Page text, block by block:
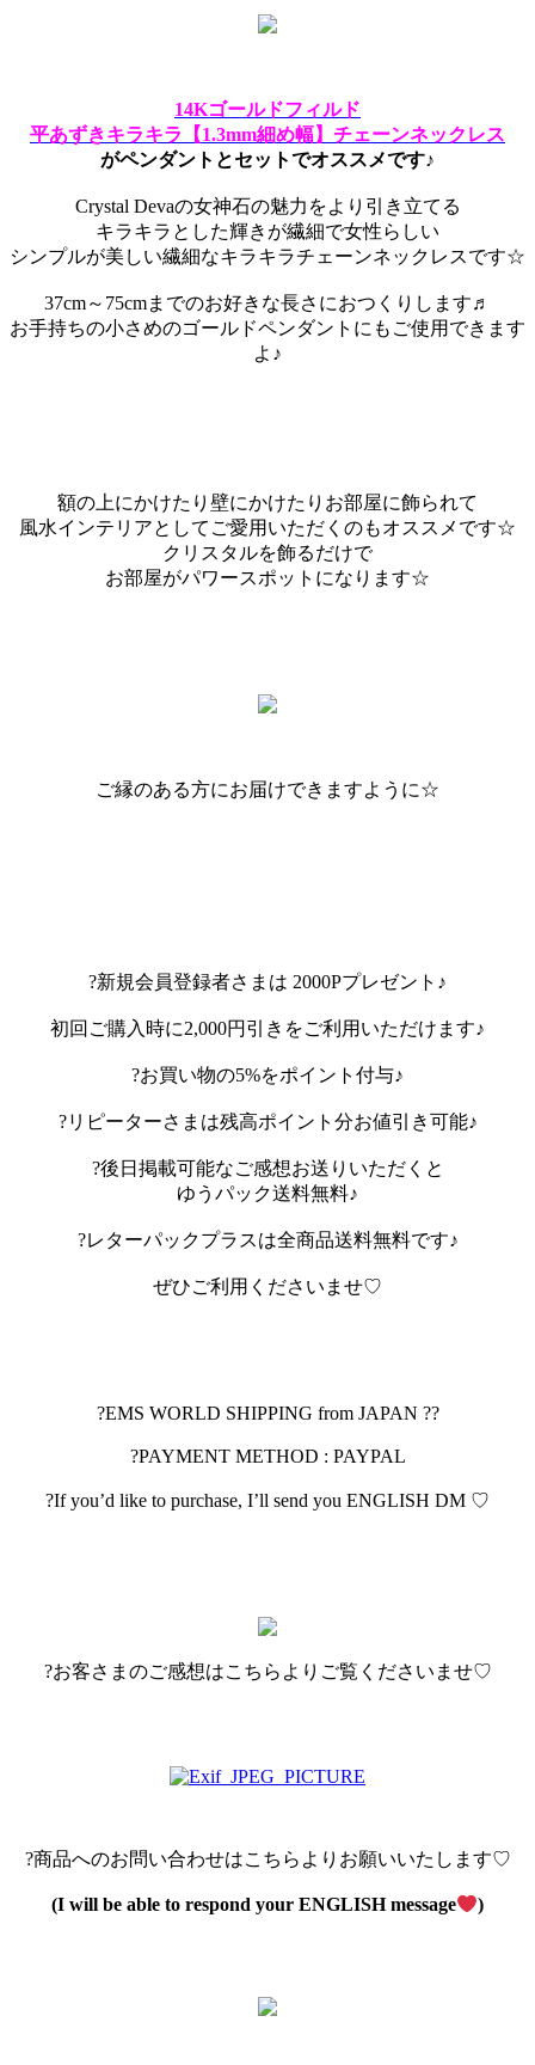
14Kゴールドフィルド
平あずきキラキラ【1.3mm細め幅】チェーンネックレス
がペンダントとセットでオススメです♪
Crystal Devaの女神石の魅力をより引き立てる
キラキラとした輝きが繊細で女性らしい
シンプルが美しい繊細なキラキラチェーンネックレスです☆
37cm～75cmまでのお好きな長さにおつくりします♬
お手持ちの小さめのゴールドペンダントにもご使用できます
よ♪
額の上にかけたり壁にかけたりお部屋に飾られて
風水インテリアとしてご愛用いただくのもオススメです☆
クリスタルを飾るだけで
お部屋がパワースポットになります☆
ご縁のある方にお届けできますように☆
?新規会員登録者さまは 2000Pプレゼント♪
初回ご購入時に2,000円引きをご利用いただけます♪
?お買い物の5%をポイント付与♪
?リピーターさまは残高ポイント分お値引き可能♪
?後日掲載可能なご感想お送りいただくと
ゆうパック送料無料♪
?レターパックプラスは全商品送料無料です♪
ぜひご利用くださいませ♡
?EMS WORLD SHIPPING from JAPAN ??
?PAYMENT METHOD : PAYPAL
?If you’d like to purchase, I’ll send you ENGLISH DM ♡
?お客さまのご感想はこちらよりご覧くださいませ♡
?商品へのお問い合わせはこちらよりお願いいたします♡
(I will be able to respond your ENGLISH message )